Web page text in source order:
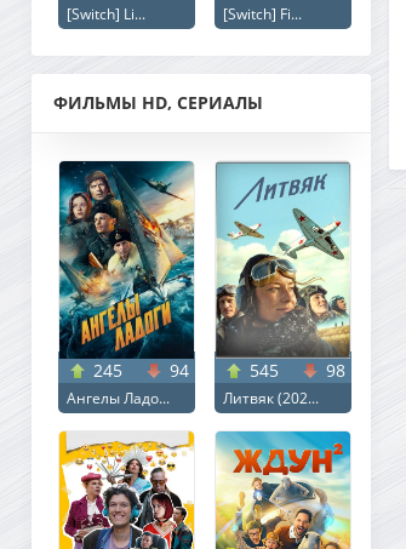
[Switch] Li... [Switch] Fi...
ФИЛЬМЫ HD, СЕРИАЛЫ
245 94
Ангелы Ладо...
545 98
Литвяк (202...